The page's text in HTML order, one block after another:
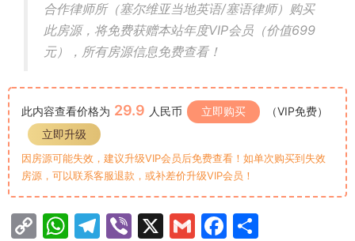
合作律师所（塞尔维亚当地英语/塞语律师）购买
此房源，将免费获赠本站年度VIP会员（价值699
元），所有房源信息免费查看！
此内容查看价格为 29.9 人民币 立即购买
（VIP免费）
立即升级
因房源可能失效，建议升级VIP会员后免费查看！如单次购买到失效
房源，可以联系客服退款，或补差价升级VIP会员！
C
W T
Vi X
G
F